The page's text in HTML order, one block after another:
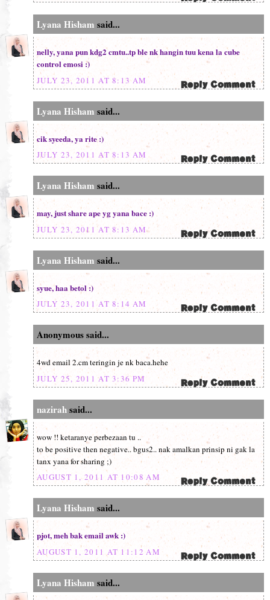
Lyana Hisham said...
nelly, yana pun kdg2 cmtu..tp ble nk hangin tuu kena la cube
control emosi :)
JULY 23, 2011 AT 8:13 AM
Lyana Hisham said...
cik syeeda, ya rite :)
JULY 23, 2011 AT 8:13 AM
Lyana Hisham said...
may, just share ape yg yana bace :)
JULY 23, 2011 AT 8:13 AM
Lyana Hisham said...
syue, haa betol :)
JULY 23, 2011 AT 8:14 AM
Anonymous said...
4wd email 2.cm teringin je nk baca.hehe
JULY 25, 2011 AT 3:36 PM
nazirahsaid...
wow !! ketaranye perbezaan tu ..
to be positive then negative.. bgus2.. nak amalkan prinsip ni gak la
tanx yana for sharing ;)
AUGUST 1, 2011 AT 10:08 AM
Lyana Hisham said...
pjot, meh bak email awk :)
AUGUST 1, 2011 AT 11:12 AM
Lyana Hisham said...